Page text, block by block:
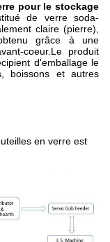
pour le stockage
de verre soda-
claire (pierre),
grâce à une
coeur.Le produit
d'emballage le
boissons et autres
en verre est